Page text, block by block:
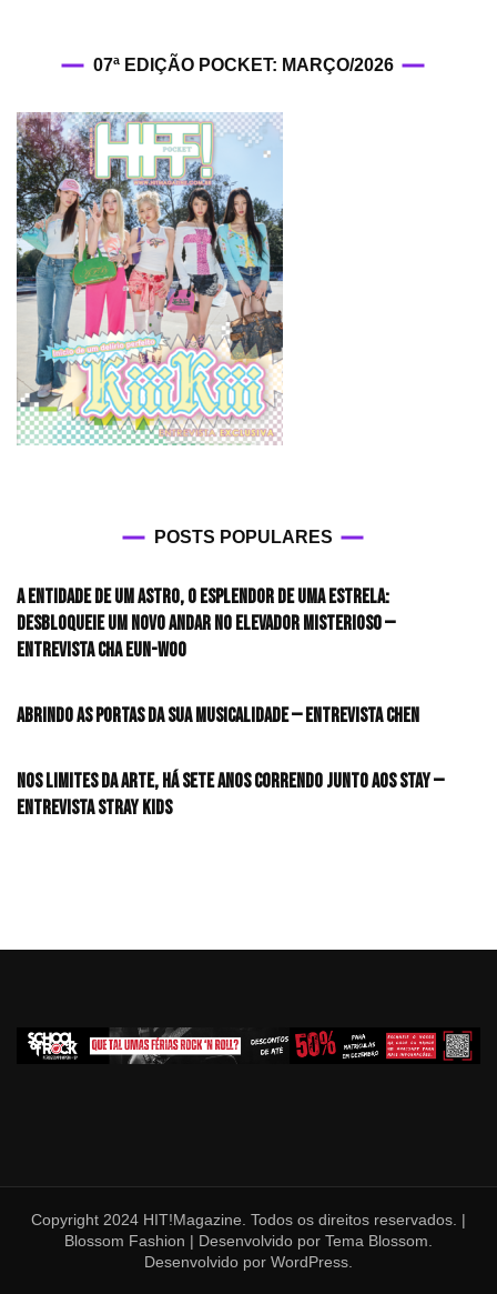
07ª EDIÇÃO POCKET: MARÇO/2026
POSTS POPULARES
A entidade de um astro, o esplendor de uma estrela:
desbloqueie um novo andar no elevador misterioso —
Entrevista CHA EUN-WOO
Abrindo as portas da sua musicalidade — Entrevista CHEN
Nos limites da arte, há sete anos correndo junto aos STAY —
Entrevista Stray Kids
Copyright 2024 HIT!Magazine. Todos os direitos reservados. |
Blossom Fashion | Desenvolvido por Tema Blossom
Desenvolvido por WordPress